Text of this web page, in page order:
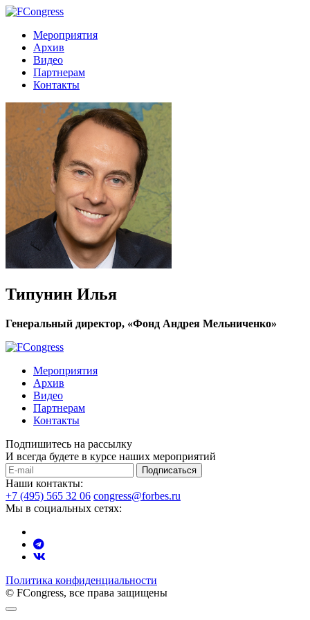
Мероприятия
Архив
Видео
Партнерам
Контакты
Типунин Илья
Генеральный директор, «Фонд Андрея Мельниченко»
Мероприятия
Архив
Видео
Партнерам
Контакты
Подпишитесь на рассылку
И всегда будете в курсе наших мероприятий
Подписаться
Наши контакты:
+7 (495) 565 32 06 congress@forbes.ru
Мы в социальных сетях:
Политика конфиденциальности
© FCongress, все права защищены